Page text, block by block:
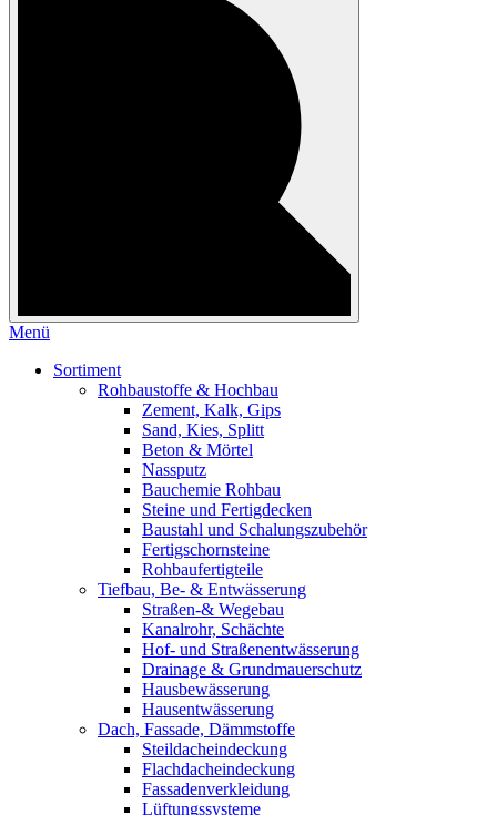
Menü
Sortiment
Rohbaustoffe & Hochbau
Zement, Kalk, Gips
Sand, Kies, Splitt
Beton & Mörtel
Nassputz
Bauchemie Rohbau
Steine und Fertigdecken
Baustahl und Schalungszubehör
Fertigschornsteine
Rohbaufertigteile
Tiefbau, Be- & Entwässerung
Straßen-& Wegebau
Kanalrohr, Schächte
Hof- und Straßenentwässerung
Drainage & Grundmauerschutz
Hausbewässerung
Hausentwässerung
Dach, Fassade, Dämmstoffe
Steildacheindeckung
Flachdacheindeckung
Fassadenverkleidung
Lüftungssysteme